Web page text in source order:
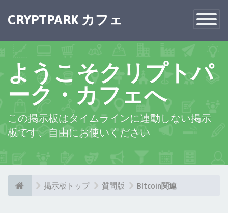
Toggle
CRYPTPARK カフェ
ようこそクリプトパ
ーク・カフェへ
この掲示板はタイムラインに連動しない掲示
板です、自由にお使いください
掲示板トップ 質問版 BItcoin関連